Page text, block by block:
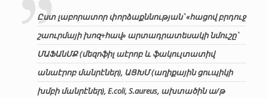
Ըստ լաբորատոր փորձաքննության՝ «հացով բրդուջ
շաուրմայի խոզ+հավ» արտադրատեսակի նմուշը՝
ՄԱՖԱնՄՔ (մեզոֆիլ աէրոբ և ֆակուլտատիվ
անաէրոբ մանրէներ), ԱՑԽՄ (աղիքային ցուպիկի
խմբի մանրէներ), E.coli, S.aureus, ախտածին ա/թ